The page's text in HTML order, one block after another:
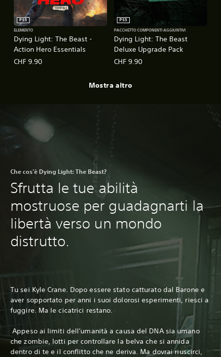
Dying Light: The Beast -
Action Hero Essentials
PS5
ELEMENTO
CHF 9.90
Dying Light: The Beast
Deluxe Upgrade Pack
PS5
PACCHETTO COMPONENTI AGGIUNTIVI
CHF 9.90
Mostra altro
Che cos'è Dying Light: The Beast?
Sfrutta le tue abilità
mostruose per guadagnarti la
libertà verso un mondo
distrutto.
Tu sei Kyle Crane. Dopo essere stato catturato dal Barone e
aver sopportato per anni i suoi dolorosi esperimenti, riesci a
fuggire. Ma le cicatrici restano.
‎ Appeso ai limiti dell'umanità a causa del DNA sia umano
che zombie, lotti per controllare la belva che si annida
dentro di te e il conflitto che ne deriva. Ma dovrai riuscirci,